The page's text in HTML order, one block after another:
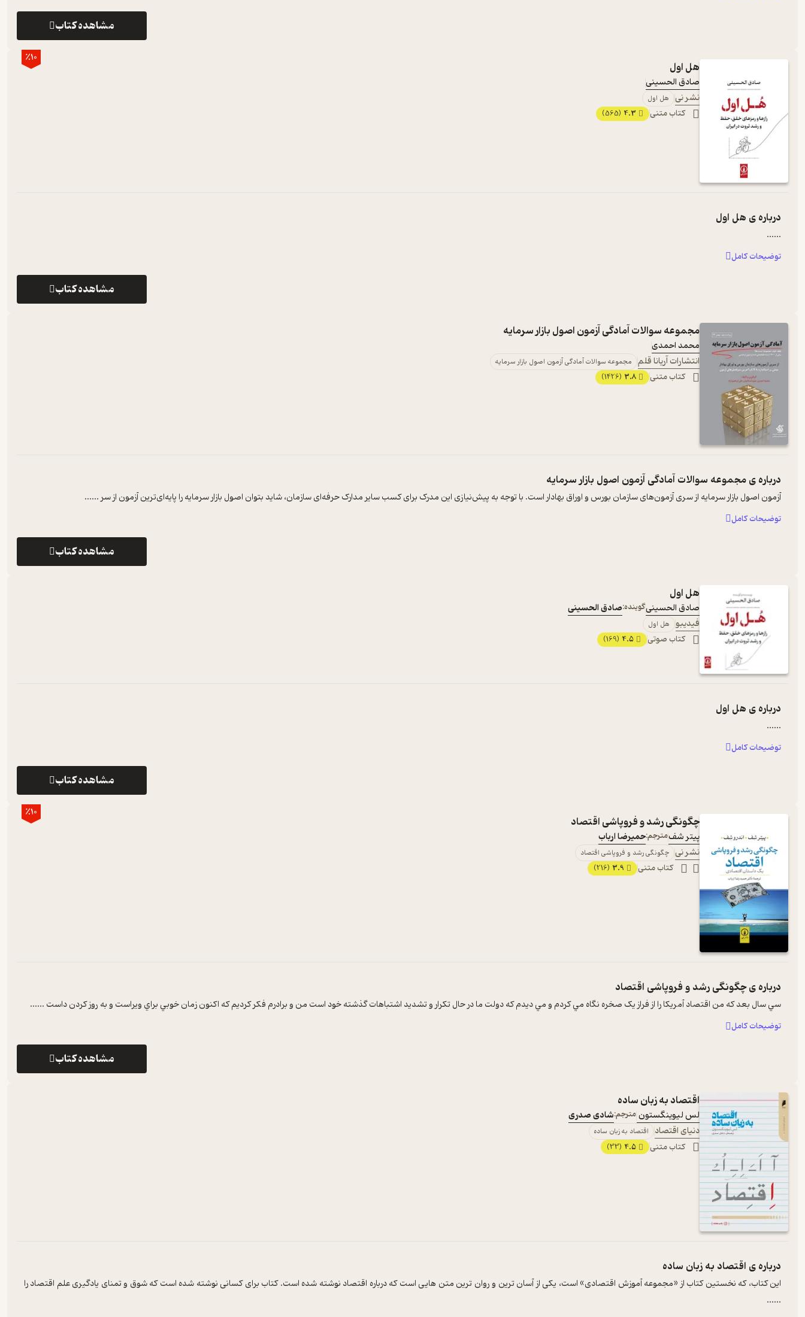
مشاهده کتاب
٪10
هل اول
صادق الحسینی
نشر نی
هل اول
کتاب متنی 4.3
(565)
درباره ی هل اول
...
...
توضیحات کامل
مشاهده کتاب
مجموعه سوالات آمادگی آزمون اصول بازار سرمایه
محمد احمدی
انتشارات آریانا قلم
مجموعه سوالات آمادگی آزمون اصول بازار سرمایه
کتاب متنی 3.8
(1426)
درباره یمجموعه سوالات آمادگی آزمون اصول بازار سرمایه
آزمون اصول بازار سرمایه از سری آزمون‌‌های سازمان بورس و اوراق بهادار است. با توجه به پیش‌‌نیازی این مدرک برای کسب سایر مدارک حرفه‌‌ای سازمان، شاید بتوان اصول بازار سرمایه را پایه‌‌ای‌‌ترین آزمون از سر ......
توضیحات کامل
مشاهده کتاب
هل اول
صادق الحسینیگوینده:صادق الحسینی
فیدیبو
هل اول
کتاب صوتی 4.5
(169)
درباره ی هل اول
...
...
توضیحات کامل
مشاهده کتاب
٪10
چگونگی رشد و فروپاشی اقتصاد
پیتر شفمترجم:حمیرضا ارباب
نشر نی چگونگی رشد و فروپاشی اقتصاد
کتاب متنی 3.9
(216)
درباره یچگونگی رشد و فروپاشی اقتصاد
سي سال بعد که من اقتصاد آمريکا را از فراز يک صخره نگاه مي کردم و مي ديدم که دولت ما در حال تکرار و تشديد اشتباهات گذشته خود است من و برادرم فکر کرديم که اکنون زمان خوبي براي ويراست و به روز کردن داست ......
توضیحات کامل
مشاهده کتاب
‫اقتصاد به زبان ساده
لس لیوینگستون‮‬ ‫ مترجم:شادی صدری
دنیای اقتصاد
‫اقتصاد به زبان ساده
کتاب متنی 4.5
(33)
درباره ی ‫اقتصاد به زبان ساده
این کتاب، که نخستین کتاب از «مجموعه آموزش اقتصادی» است، یکی از آسان‌ ترین و روان‌ ترین متن‌ هایی است که درباره اقتصاد نوشته شده است. کتاب برای کسانی نوشته شده است که شوق و تمنای یادگیری علم اقتصاد را
...
...